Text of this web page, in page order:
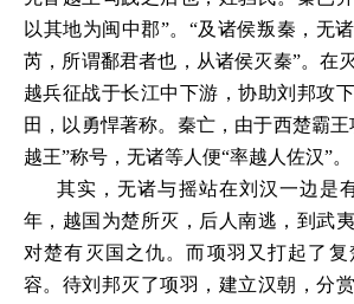
以其地为闽中郡”。“及诸侯叛秦，无
芮，所谓鄱君者也，从诸侯灭秦”。在
越兵征战于长江中下游，协助刘邦攻
田，以勇悍著称。秦亡，由于西楚霸
越王”称号，无诸等人便“率越人佐汉”。
其实，无诸与摇站在刘汉一边是
年，越国为楚所灭，后人南逃，到武
对楚有灭国之仇。而项羽又打起了
容。待刘邦灭了项羽，建立汉朝，分